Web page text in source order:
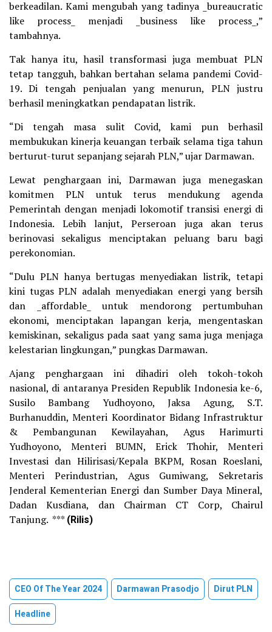
berkeadilan. Kami mengubah yang tadinya _bureaucratic
like process_ menjadi _business like process_,”
tambahnya.
Tak hanya itu, hasil transformasi juga membuat PLN
tetap tangguh, bahkan bertahan selama pandemi Covid-
19. Di tengah penjualan yang menurun, PLN justru
berhasil meningkatkan pendapatan listrik.
“Di tengah masa sulit Covid, kami pun berhasil
membukukan kinerja keuangan terbaik selama tiga tahun
berturut-turut sepanjang sejarah PLN,” ujar Darmawan.
Lewat penghargaan ini, Darmawan juga menegaskan
komitmen PLN untuk terus mendukung agenda
Pemerintah dengan menjadi lokomotif transisi energi di
Indonesia. Lebih lanjut, Perseroan juga akan terus
berinovasi sekaligus menciptakan peluang baru bagi
perekonomian.
“Dulu PLN hanya bertugas menyediakan listrik, tetapi
kini tugas PLN adalah menyediakan energi yang bersih
dan _affordable_ untuk mendorong pertumbuhan
ekonomi, menciptakan lapangan kerja, mengentaskan
kemiskinan, sekaligus pada saat yang sama juga menjaga
kelestarian lingkungan,” pungkas Darmawan.
Ajang penghargaan ini dihadiri oleh tokoh-tokoh
nasional, di antaranya Presiden Republik Indonesia ke-6,
Susilo Bambang Yudhoyono, Jaksa Agung, S.T.
Burhanuddin, Menteri Koordinator Bidang Infrastruktur
& Pembangunan Kewilayahan, Agus Harimurti
Yudhoyono, Menteri BUMN, Erick Thohir, Menteri
Investasi dan Hilirisasi/Kepala BKPM, Rosan Roeslani,
Menteri Perindustrian, Agus Gumiwang, Sekretaris
Jenderal Kementerian Energi dan Sumber Daya Mineral,
Dadan Kusdiana, dan Chairman CT Corp, Chairul
Tanjung. *** (Rilis)
CEO Of The Year 2024 Darmawan Prasodjo
Dirut PLN
Headline